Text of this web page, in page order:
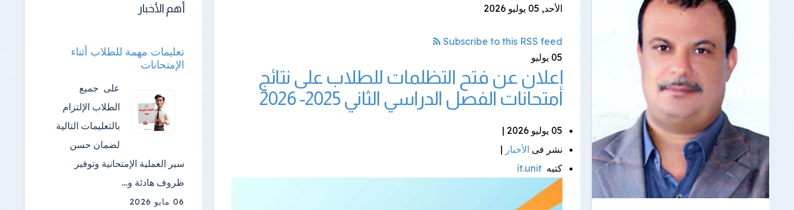
الأحد, 05 يوليو 2026
Subscribe to this RSS feed
05 يوليو
إعلان عن فتح التظلمات للطلاب على نتائج
امتحانات الفصل الدراسي الثاني 2025- 2026
05 يوليو 2026 |
نشر فى الأخبار |
كتبه it.unit
أهم الأخبار
تعليمات مهمة للطلاب أثناء
الإمتحانات
على جميع
الطلاب الإلتزام
بالتعليمات التالية
لضمان حسن
سير العملية الإمتحانية وتوفير
ظروف هادئة و…
06 مايو 2026